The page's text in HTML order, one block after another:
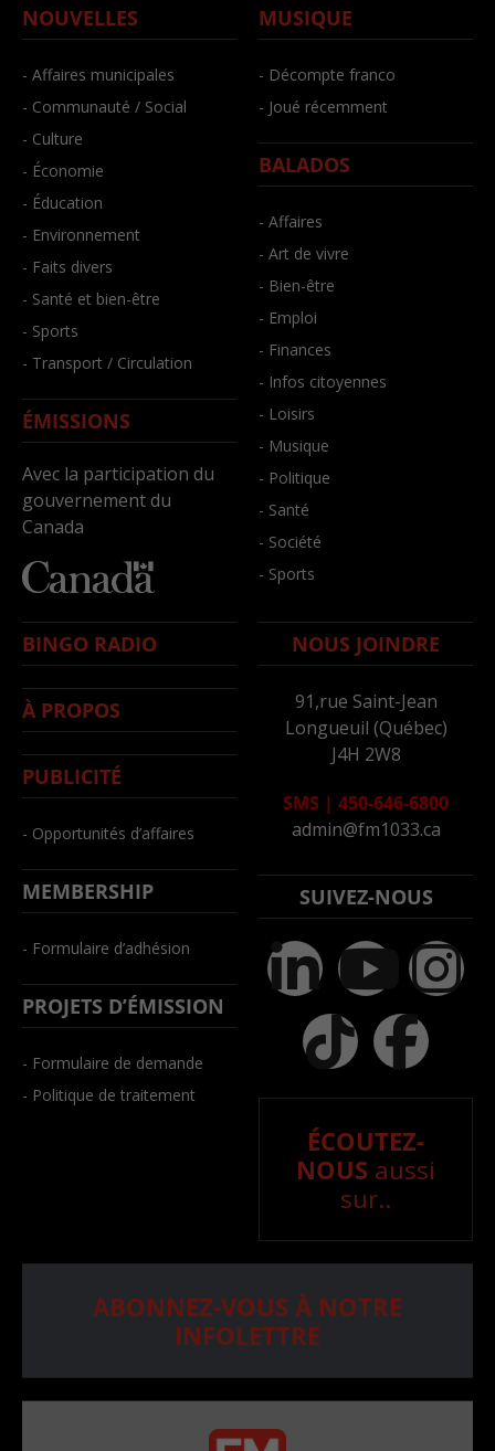
NOUVELLES
- Affaires municipales
- Communauté / Social
- Culture
- Économie
- Éducation
- Environnement
- Faits divers
- Santé et bien-être
- Sports
- Transport / Circulation
ÉMISSIONS
Avec la participation du
gouvernement du
Canada
MUSIQUE
- Décompte franco
- Joué récemment
BALADOS
- Affaires
- Art de vivre
- Bien-être
- Emploi
- Finances
- Infos citoyennes
- Loisirs
- Musique
- Politique
- Santé
- Société
- Sports
BINGO RADIO
À PROPOS
PUBLICITÉ
- Opportunités d’affaires
MEMBERSHIP
- Formulaire d’adhésion
PROJETS D’ÉMISSION
- Formulaire de demande
- Politique de traitement
NOUS JOINDRE
91,rue Saint-Jean
Longueuil (Québec)
J4H 2W8
SMS | 450-646-6800
admin@fm1033.ca
SUIVEZ-NOUS
ÉCOUTEZ-
NOUS aussi
sur..
ABONNEZ-VOUS À NOTRE
INFOLETTRE